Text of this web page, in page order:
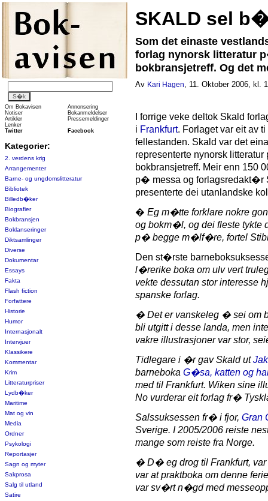
Om Bokavisen
Annonsering
Notiser
Bokanmeldelser
Artikler
Pressemeldinger
Lenker
Twitter
Facebook
Kategorier:
2. verdens krig
Arrangementer
Barne- og ungdomslitteratur
Bibliotek
Billedb�ker
Biografier
Bokbransjen
Boklanseringer
Diktsamlinger
Diverse
Dokumentar
Essays
Fakta
Flash fiction
Forfattere
Historie
Humor
Internasjonalt
Intervjuer
Klassikere
Kommentar
Krim
Litteraturpriser
Lydb�ker
Maritime
Mat og vin
Media
Ordner
Psykologi
Reportasjer
Sagn og myter
Sakprosa
Salg til utland
Satire
SKALD sel
Som det einaste
forlag nynorsk litteratur
bokbransjetreff. Og det
Av Kari Hagen, 11. Oktober 2006, kl.
I forrige veke deltok Skald
i Frankfurt. Forlaget var eit av
fellestanden. Skald var det
representerte nynorsk
bokbransjetreff. Meir enn 150
p� messa og forlagsredakt�r
presenterte dei utanlandske
� Eg m�tte forklare nokre
og bokm�l, og dei fleste tykte
p� begge m�lf�re, fortel
Den st�rste
l�rerike boka om ulv vert
vekte dessutan stor interesse
spanske forlag.
�Det er vanskeleg � sei om
bli utgitt i desse landa, men
vakre illustrasjoner var stor,
Tidlegare i �r gav Skald ut
barneboka G�sa, katten og
med til Frankfurt. Wiken sine
No vurderar eit forlag fr�
Salssuksessen fr� i fjor, Gran
Sverige. I 2005/2006 reiste
mange som reiste fra Norge.
� D� eg drog til Frankfurt, var
var at praktboka om denne
var sv�rt n�gd med